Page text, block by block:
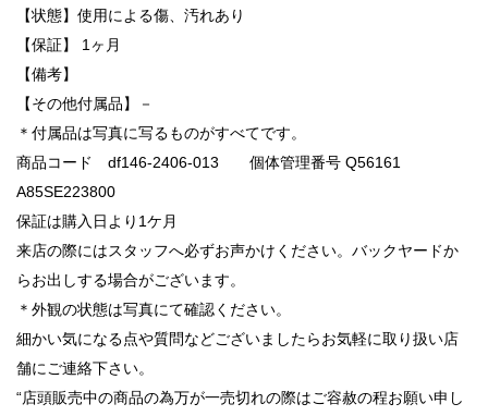
【状態】使用による傷、汚れあり
【保証】 1ヶ月
【備考】
【その他付属品】－
＊付属品は写真に写るものがすべてです。
商品コード df146-2406-013 個体管理番号 Q56161
A85SE223800
保証は購入日より1ケ月
来店の際にはスタッフへ必ずお声かけください。バックヤードか
らお出しする場合がございます。
＊外観の状態は写真にて確認ください。
細かい気になる点や質問などございましたらお気軽に取り扱い店
舗にご連絡下さい。
“店頭販売中の商品の為万が一売切れの際はご容赦の程お願い申し